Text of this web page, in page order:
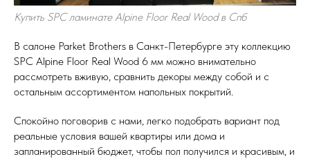
Купить SPC ламинате Alpine Floor Real Wood в Спб
В салоне Parket Brothers в Санкт-Петербурге эту коллекцию
SPC Alpine Floor Real Wood 6 мм можно внимательно
рассмотреть вживую, сравнить декоры между собой и с
остальным ассортиментом напольных покрытий.
Спокойно поговорив с нами, легко подобрать вариант под
реальные условия вашей квартиры или дома и
запланированный бюджет, чтобы пол получился и красивым, и